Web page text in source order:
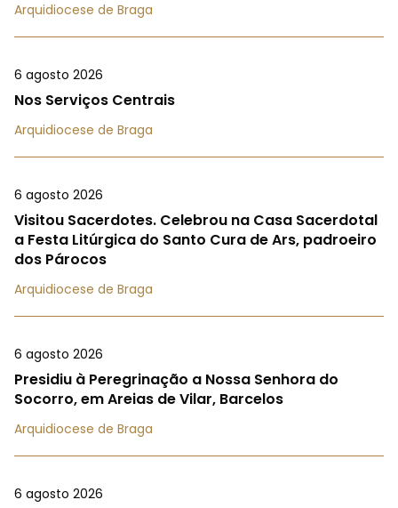
Arquidiocese de Braga
6 agosto 2026
Nos Serviços Centrais
Arquidiocese de Braga
6 agosto 2026
Visitou Sacerdotes. Celebrou na Casa Sacerdotal
a Festa Litúrgica do Santo Cura de Ars, padroeiro
dos Párocos
Arquidiocese de Braga
6 agosto 2026
Presidiu à Peregrinação a Nossa Senhora do
Socorro, em Areias de Vilar, Barcelos
Arquidiocese de Braga
6 agosto 2026